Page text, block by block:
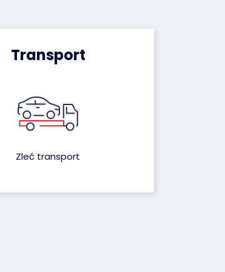
Transport
Zleć transport